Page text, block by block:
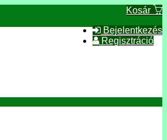
Kosár
Bejelentkezés
Regisztráció